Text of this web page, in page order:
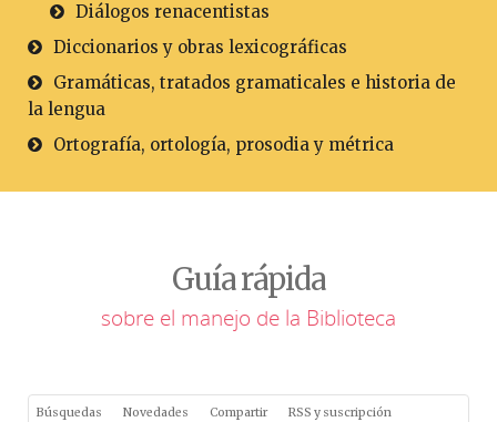
Diálogos renacentistas
Diccionarios y obras lexicográficas
Gramáticas, tratados gramaticales e historia de
la lengua
Ortografía, ortología, prosodia y métrica
Guía rápida
sobre el manejo de la Biblioteca
Búsquedas Novedades Compartir RSS y suscripción